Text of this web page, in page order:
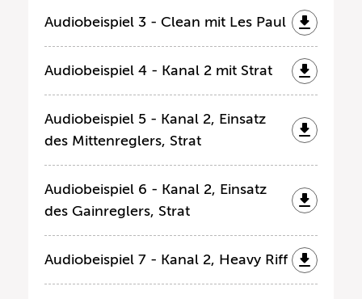
Audiobeispiel 3 - Clean mit Les Paul
Audiobeispiel 4 - Kanal 2 mit Strat
Audiobeispiel 5 - Kanal 2, Einsatz
des Mittenreglers, Strat
Audiobeispiel 6 - Kanal 2, Einsatz
des Gainreglers, Strat
Audiobeispiel 7 - Kanal 2, Heavy Riff